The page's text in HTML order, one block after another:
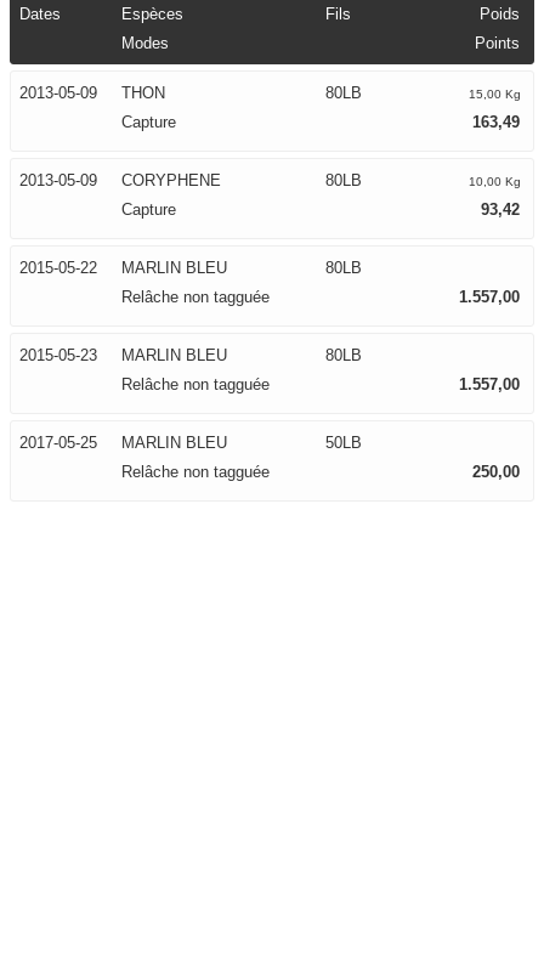
Dates Espèces Fils
Poids
Modes
Points
2013-05-09 THON 80LB 15,00 Kg
Capture 163,49
2013-05-09 CORYPHENE 80LB 10,00 Kg
Capture 93,42
2015-05-22 MARLIN BLEU
80LB
Relâche non tagguée
1.557,00
2015-05-23 MARLIN BLEU
80LB
Relâche non tagguée
1.557,00
2017-05-25 MARLIN BLEU
50LB
Relâche non tagguée
250,00